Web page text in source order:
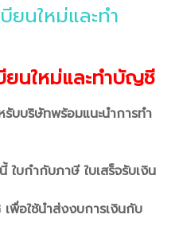
ยนใหม่และทำ
ยนใหม่และทำบัญชี
บบริษัทพร้อมแนะนำการทำ
บกำกับภาษี ใบเสร็จรับเงิน
พื่อใช้นำส่งงบการเงินกับ